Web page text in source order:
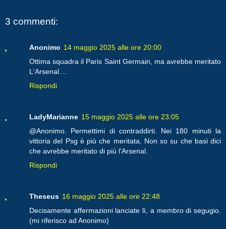
3 commenti:
Anonimo 14 maggio 2025 alle ore 20:00
Ottima squadra il Paris Saint Germain, ma avrebbe meritato
L'Arsenal....
Rispondi
LadyMarianne 15 maggio 2025 alle ore 23:05
@Anonimo. Permettimi di contraddirti. Nei 180 minuti la
vittoria del Psg è più che meritata. Non so su che basi dici
che avrebbe meritato di più l'Arsenal.
Rispondi
Theseus 16 maggio 2025 alle ore 22:48
Decisamente affermazioni lanciate lì, a membro di segugio.
(mi riferisco ad Anonimo)